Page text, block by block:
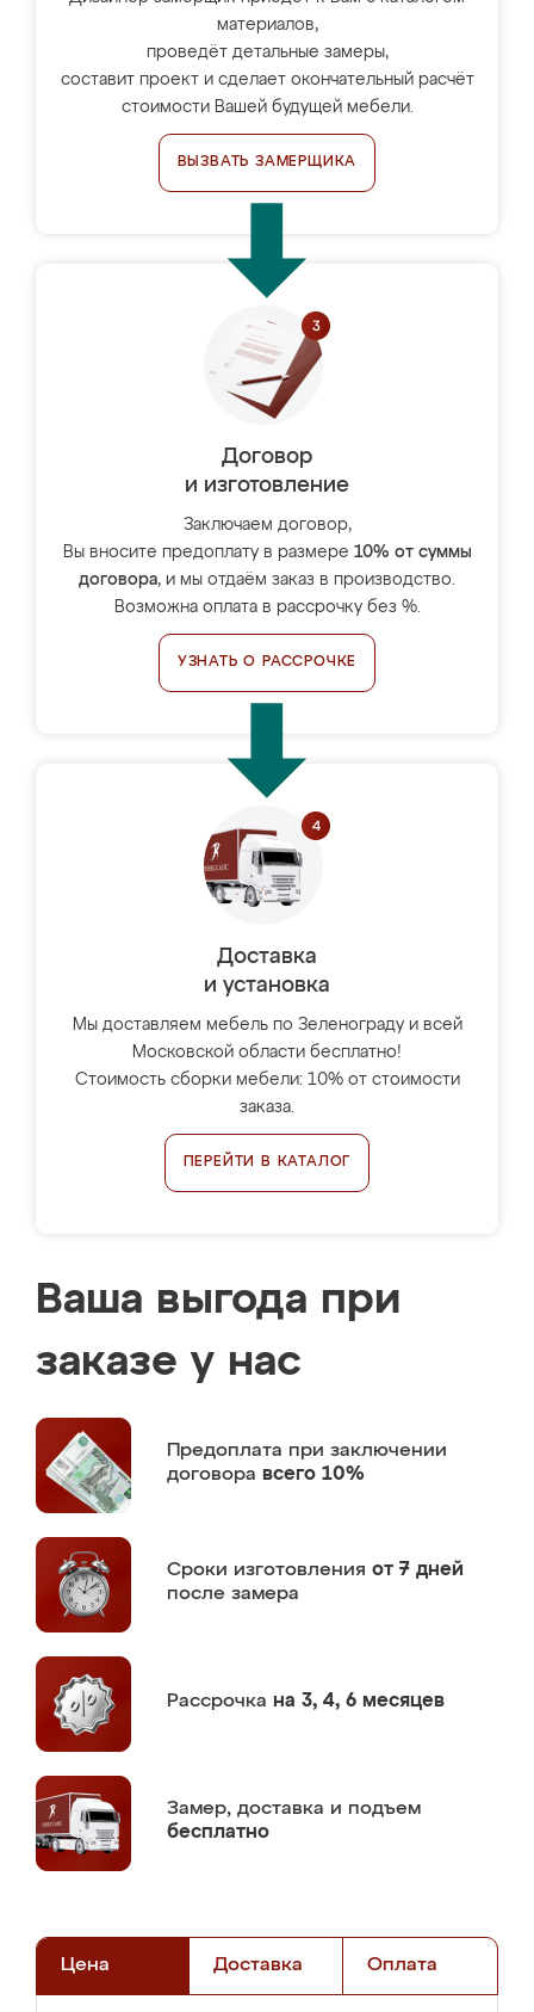
материалов,
проведёт детальные замеры,
составит проект и сделает окончательный расчёт
стоимости Вашей будущей мебели.
ВЫЗВАТЬ ЗАМЕРЩИКА
Договор
и изготовление
Заключаем договор,
Вы вносите предоплату в размере 10% от суммы
договора, и мы отдаём заказ в производство.
Возможна оплата в рассрочку без %.
УЗНАТЬ О РАССРОЧКЕ
Доставка
и установка
Мы доставляем мебель по Зеленограду и всей
Московской области бесплатно!
Стоимость сборки мебели: 10% от стоимости
заказа.
ПЕРЕЙТИ В КАТАЛОГ
Ваша выгода при
заказе у нас
Предоплата при заключении
договора всего 10%
Сроки изготовления от 7 дней
после замера
Рассрочка на 3, 4, 6 месяцев
Замер, доставка и подъем
бесплатно
Цена Доставка Оплата